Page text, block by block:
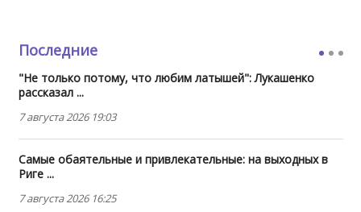
Последние
"Не только потому, что любим латышей": Лукашенко
рассказал ...
7 августа 2026 19:03
Самые обаятельные и привлекательные: на выходных в
Риге ...
7 августа 2026 16:25